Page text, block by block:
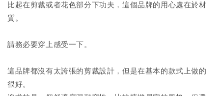
比起在剪裁或者花色部分下功夫，這個品牌的用心處在於材
質。
請務必要穿上感受一下。
這品牌都沒有太誇張的剪裁設計，但是在基本的款式上做的
很好。